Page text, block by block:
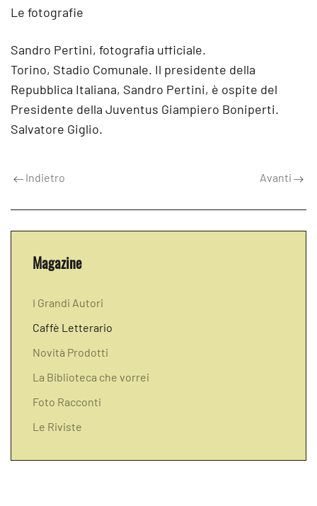
Le fotografie
Sandro Pertini, fotografia ufficiale.
Torino, Stadio Comunale. Il presidente della
Repubblica Italiana, Sandro Pertini, è ospite del
Presidente della Juventus Giampiero Boniperti.
Salvatore Giglio.
Indietro Avanti
Magazine
I Grandi Autori
Caffè Letterario
Novità Prodotti
La Biblioteca che vorrei
Foto Racconti
Le Riviste